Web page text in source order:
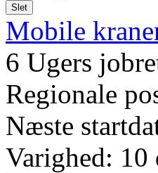
Slet
Mobile
6 Ugers
Regionale
Næste
Varighed: 10